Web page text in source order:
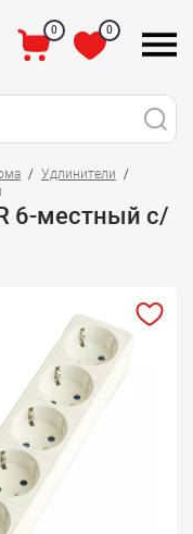
0 0
Удлинители
6-местный с/